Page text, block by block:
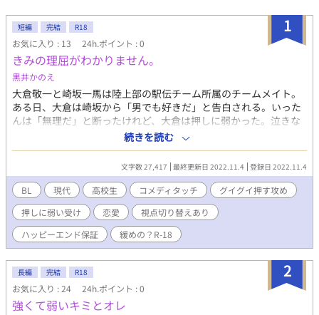
1
短編 完結 R18
お気に入り : 13 24h.ポイント : 0
きみの理屈がわかりません。
黒井かのえ
大倉敬一と崎坂一馬は陸上部の駅伝チーム所属のチームメイト。
ある日、大倉は崎坂から「男でも好きだ」と告白される。いった
んは「無理だ」と断ったけれど、大倉は押しに弱かった。泣きな
がらすがりつかれ、なおかつ「襲ったりしない」との約束をさ
れ、つい「それならば」とオッケーしてしまう。が、意外にも、
なんの進展もないまま半月が経過。そんな時、崎坂が元カノと話
しているのを見て大倉は動揺してしまい……
続きを読む
文字数 27,417 最終更新日 2022.11.4 登録日 2022.11.4
BL 現代 高校生 コメディタッチ
グイグイ押す攻め
押しに弱い受け
恋愛
視点切り替えあり
ハッピーエンド保証
緩めの？R-18
2
長編 完結 R18
お気に入り : 24 24h.ポイント : 0
強くて弱いキミとオレ